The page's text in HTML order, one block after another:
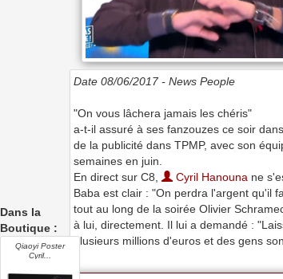
Date 08/06/2017 - News People
"On vous lâchera jamais les chéris"
a-t-il assuré à ses fanzouzes ce soir
de la publicité dans TPMP, avec son
semaines en juin.
En direct sur C8,
Cyril Hanouna ne
Baba est clair : "On perdra l'argent qu'il
tout au long de la soirée Olivier
à lui, directement. Il lui a demandé :
plusieurs millions d'euros et des gens
Dans la
Boutique :
Qiaoyi Poster
Cyril...